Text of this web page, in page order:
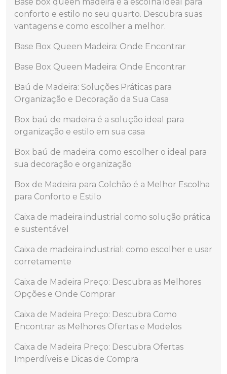
conforto e estilo no seu quarto. Descubra suas
vantagens e como escolher a melhor.
Base Box Queen Madeira: Onde Encontrar
Base Box Queen Madeira: Onde Encontrar
Baú de Madeira: Soluções Práticas para
Organização e Decoração da Sua Casa
Box baú de madeira é a solução ideal para
organização e estilo em sua casa
Box baú de madeira: como escolher o ideal para
sua decoração e organização
Box de Madeira para Colchão é a Melhor Escolha
para Conforto e Estilo
Caixa de madeira industrial como solução prática
e sustentável
Caixa de madeira industrial: como escolher e usar
corretamente
Caixa de Madeira Preço: Descubra as Melhores
Opções e Onde Comprar
Caixa de Madeira Preço: Descubra Como
Encontrar as Melhores Ofertas e Modelos
Caixa de Madeira Preço: Descubra Ofertas
Imperdíveis e Dicas de Compra